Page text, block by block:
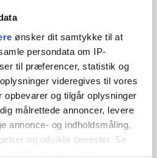
ønsker dit samtykke til at
persondata om IP-
til præferencer, statistik og
videregives til vores
opbevarer og tilgår oplysninger
målrettede annoncer, levere
annonce- og indholdsmåling,
og udvikle tjenester. Se
og i vores
din træner kalder en talrække – og
præcist. Det gør boksepuden
og hastighedstræning.
rent tekstilmateriale – fri for
metal – og elektronisk scannet
giver optimal stødabsorbering
og ben ved hård træning.
til slagkombinationstræning
optimal støddæmpning og
– modstår intens brug